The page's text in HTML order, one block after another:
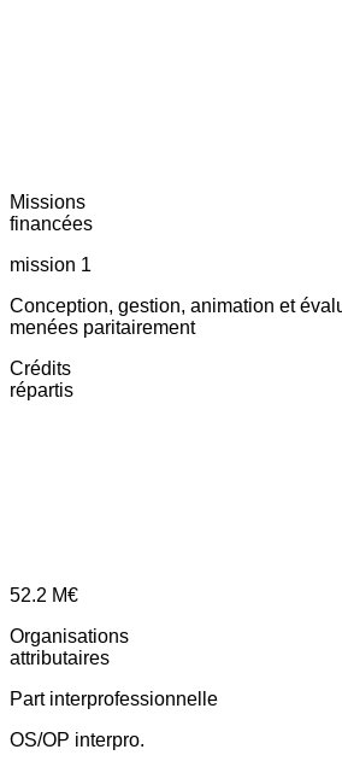
Missions
financées
mission 1
Conception, gestion, animation et
menées paritairement
Crédits
répartis
52.2 M€
Organisations
attributaires
Part interprofessionnelle
OS/OP interpro.